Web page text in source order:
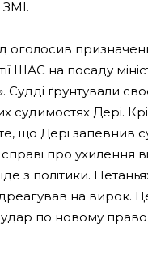
оголосив
ШАС на посаду
Судді ґрунтували
судимостях Дері.
що Дері запевнив
про ухилення
з політики.
на вирок.
по новому